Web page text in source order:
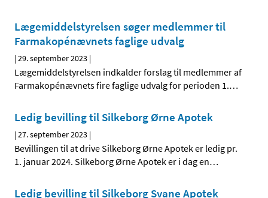
Lægemiddelstyrelsen søger medlemmer til
Farmakopénævnets faglige udvalg
|29. september 2023 |
Lægemiddelstyrelsen indkalder forslag til medlemmer af
Farmakopénævnets fire faglige udvalg for perioden 1.…
Ledig bevilling til Silkeborg Ørne Apotek
|27. september 2023 |
Bevillingen til at drive Silkeborg Ørne Apotek er ledig pr.
1. januar 2024. Silkeborg Ørne Apotek er i dag en…
Ledig bevilling til Silkeborg Svane Apotek